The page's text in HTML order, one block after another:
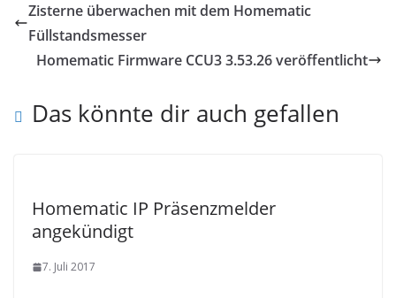
gewählt
werden
Zisterne überwachen mit dem Homematic
Füllstandsmesser
Homematic Firmware CCU3 3.53.26 veröffentlicht
Das könnte dir auch gefallen
Homematic IP Präsenzmelder
angekündigt
7. Juli 2017